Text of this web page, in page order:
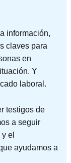
información,
claves para
en
Y
laboral.
testigos de
a seguir
el
ayudamos a